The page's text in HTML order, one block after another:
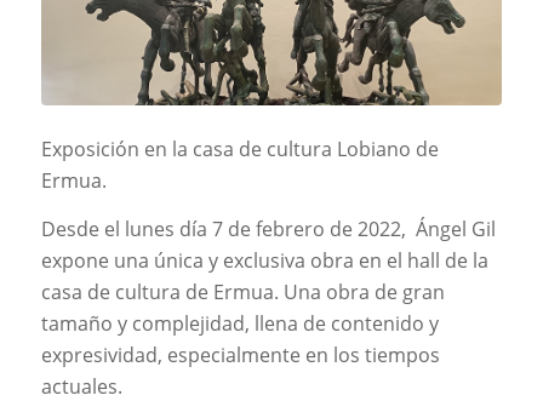
Exposición en la casa de cultura Lobiano de
Ermua.
Desde el lunes día 7 de febrero de 2022, Ángel Gil
expone una única y exclusiva obra en el hall de la
casa de cultura de Ermua. Una obra de gran
tamaño y complejidad, llena de contenido y
expresividad, especialmente en los tiempos
actuales.